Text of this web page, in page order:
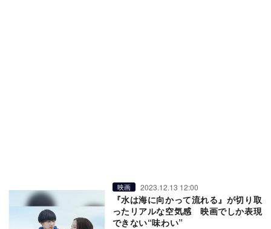
映画 2023.12.13 12:00
『水は海に向かって流れる』が切り取
ったリアルな空気感 映画でしか表現
できない“味わい”